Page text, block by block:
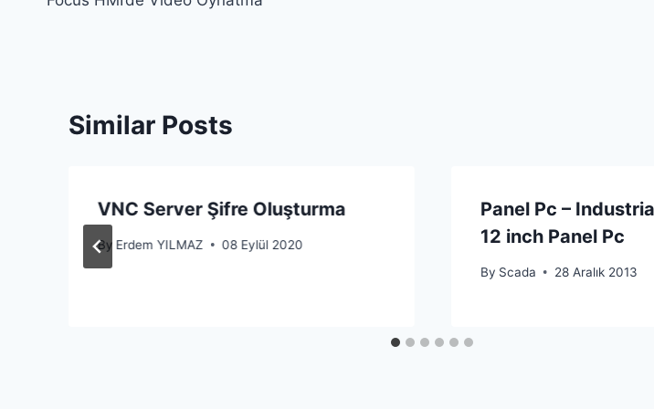
gezinmesi
Similar Posts
VNC Server Şifre Oluşturma
By Erdem YILMAZ 08 Eylül 2020
Panel Pc –
12 inch Panel Pc
By Scada 28 Aralık 2013